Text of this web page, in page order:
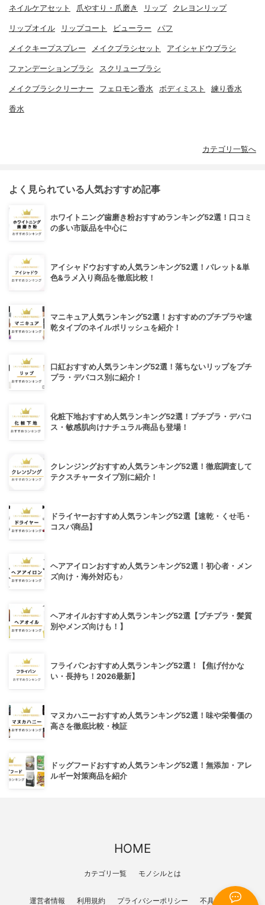
ネイルケアセット 爪やすり・爪磨き リップ クレヨンリップ
リップオイル リップコート ビューラー パフ
メイクキープスプレー メイクブラシセット アイシャドウブラシ
ファンデーションブラシ スクリューブラシ
メイクブラシクリーナー フェロモン香水 ボディミスト 練り香水
香水
カテゴリ一覧へ
よく見られている人気おすすめ記事
ホワイトニング歯磨き粉おすすめランキング52選！口コミ
の多い市販品を中心に
アイシャドウおすすめ人気ランキング52選！パレット&単
色&ラメ入り商品を徹底比較！
マニキュア人気ランキング52選！おすすめのプチプラや速
乾タイプのネイルポリッシュを紹介！
口紅おすすめ人気ランキング52選！落ちないリップをプチ
プラ・デパコス別に紹介！
化粧下地おすすめ人気ランキング52選！プチプラ・デパコ
ス・敏感肌向けナチュラル商品も登場！
クレンジングおすすめ人気ランキング52選！徹底調査して
テクスチャータイプ別に紹介！
ドライヤーおすすめ人気ランキング52選【速乾・くせ毛・
コスパ商品】
ヘアアイロンおすすめ人気ランキング52選！初心者・メン
ズ向け・海外対応も♪
ヘアオイルおすすめ人気ランキング52選【プチプラ・髪質
別やメンズ向けも！】
フライパンおすすめ人気ランキング52選！【焦げ付かな
い・長持ち！2026最新】
マヌカハニーおすすめ人気ランキング52選！味や栄養価の
高さを徹底比較・検証
ドッグフードおすすめ人気ランキング52選！無添加・アレ
ルギー対策商品を紹介
HOME
カテゴリ一覧 モノシルとは
運営者情報 利用規約 プライバシーポリシー 不具合報告